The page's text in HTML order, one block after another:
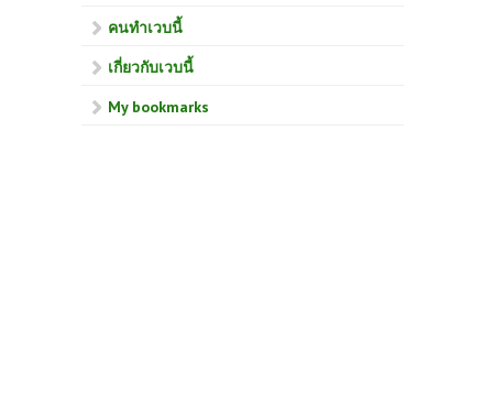
คนทำเวบนี้
เกี่ยวกับเวบนี้
My bookmarks